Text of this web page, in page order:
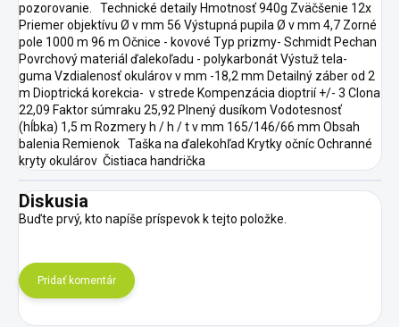
pozorovanie. Technické detaily Hmotnosť 940g Zväčšenie 12x
Priemer objektívu Ø v mm 56 Výstupná pupila Ø v mm 4,7 Zorné
pole 1000 m 96 m Očnice - kovové Typ prizmy- Schmidt Pechan
Povrchový materiál ďalekoľadu - polykarbonát Výstuž tela-
guma Vzdialenosť okulárov v mm -18,2 mm Detailný záber od 2
m Dioptrická korekcia- v strede Kompenzácia dioptrií +/- 3 Clona
22,09 Faktor súmraku 25,92 Plnený dusíkom Vodotesnosť
(hĺbka) 1,5 m Rozmery h / h / t v mm 165/146/66 mm Obsah
balenia Remienok Taška na ďalekohľad Krytky očníc Ochranné
kryty okulárov Čistiaca handrička
Diskusia
Buďte prvý, kto napíše príspevok k tejto položke.
Pridať komentár